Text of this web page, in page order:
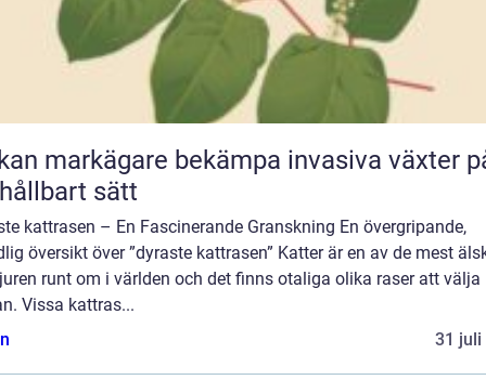
markägare bekämpa invasiva växter
sätt
kattrasen – En Fascinerande Granskning En övergripande,
översikt över ”dyraste kattrasen” Katter är en av de mest
runt om i världen och det finns otaliga olika raser att välja
Vissa kattras...
31 juli